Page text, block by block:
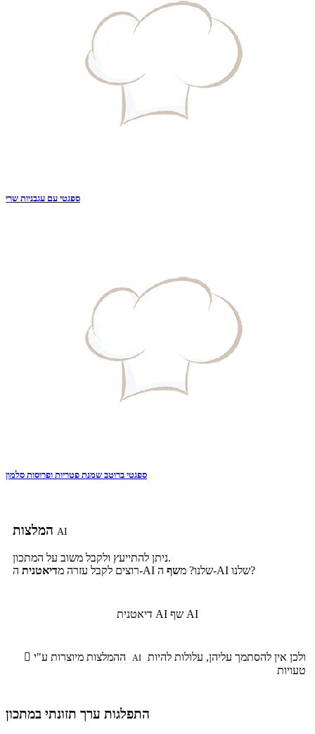
ספגטי עם עגבניות שרי
ספגטי ברוטב שמנת פטריות ופרוסות סלמון
AI
ניתן להתייעץ ולקבל משוב על המתכון.
רוצים לקבל עזרה מדיאטנית ה-AI שלנו? משף ה-AI שלנו?
דיאטנית AI שף AI
 AI
טעויות
התפלגות ערך תזונתי במתכון